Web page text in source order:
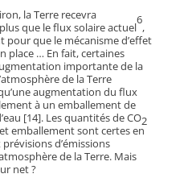
la Terre recevra
que le flux solaire actuel
6
,
que le mécanisme d’effet
place … En fait, certaines
importante de la
de la Terre
augmentation du flux
à un emballement de
[14]. Les quantités de CO2
emballement sont certes en
d’émissions
de la Terre. Mais
net ?